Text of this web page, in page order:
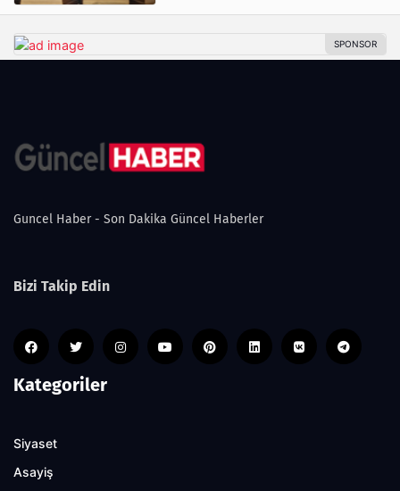
Guncel Haber - Son Dakika Güncel Haberler
Bizi Takip Edin
Kategoriler
Siyaset
Asayiş